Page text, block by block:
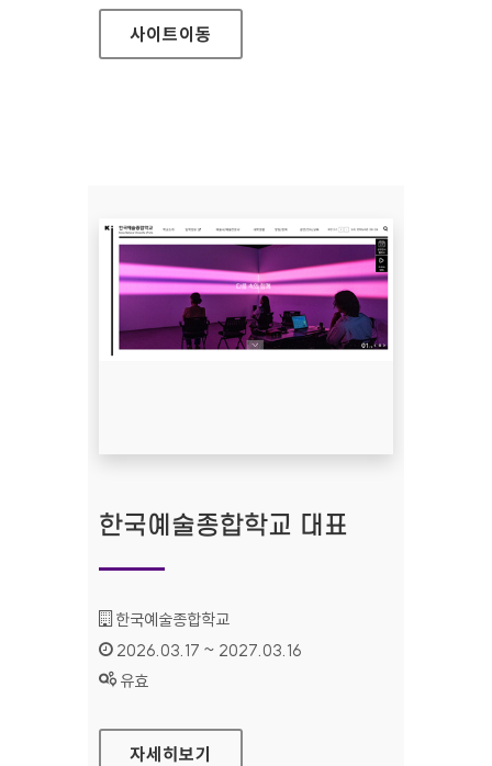
사이트이동
한국예술종합학교 대표
기관명 :
한국예술종합학교
인증기간 :
2026.03.17 ~ 2027.03.16
상태 :
유효
한국예술종합학교 대표
자세히보기